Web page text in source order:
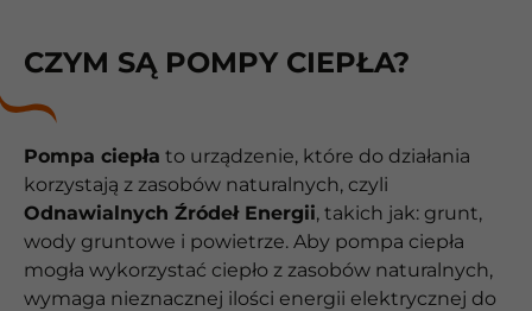
CZYM SĄ POMPY CIEPŁA?
Pompa ciepła to urządzenie, które do działania
korzystają z zasobów naturalnych, czyli
Odnawialnych Źródeł Energii, takich jak: grunt,
wody gruntowe i powietrze. Aby pompa ciepła
mogła wykorzystać ciepło z zasobów naturalnych,
wymaga nieznacznej ilości energii elektrycznej do